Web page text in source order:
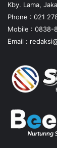
Kby. Lama,
Phone : 021
Mobile : 0838-
Email :